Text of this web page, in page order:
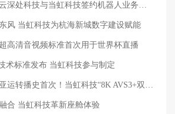
风 当虹科技为杭海新城数字建设赋能
高清音视频标准首次用于世界杯直播
术标准发布 当虹科技参与制定
合 当虹科技革新座舱体验